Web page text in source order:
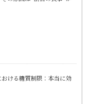
ける糖質制限：本当に効